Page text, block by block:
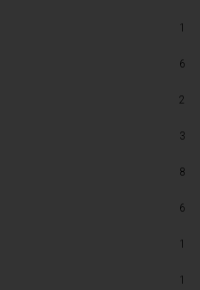
1
6
2
3
8
6
1
1